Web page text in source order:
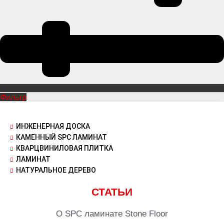
Фильтр
ИНЖЕНЕРНАЯ ДОСКА
КАМЕННЫЙ SPC ЛАМИНАТ
КВАРЦВИНИЛОВАЯ ПЛИТКА
ЛАМИНАТ
НАТУРАЛЬНОЕ ДЕРЕВО
СТАТЬИ
О SPC ламинате Stone Floor